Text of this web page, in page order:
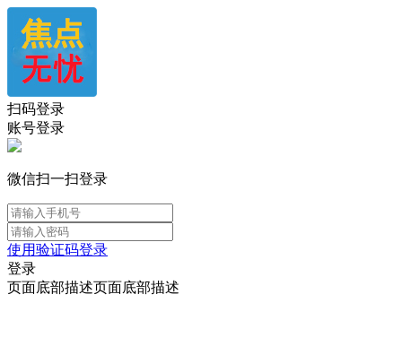
扫码登录
账号登录
微信扫一扫登录
使用验证码登录
登录
页面底部描述页面底部描述